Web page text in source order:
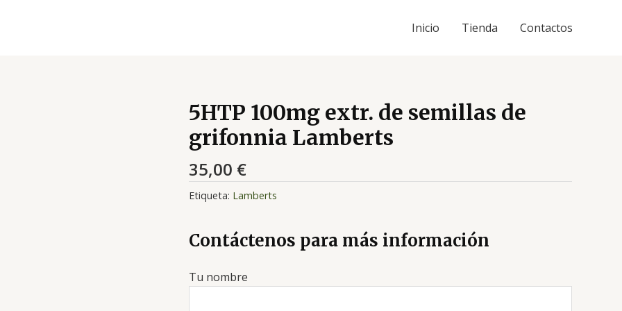
Inicio Tienda Contactos
5HTP 100mg extr. de semillas de
grifonnia Lamberts
35,00 €
Etiqueta: Lamberts
Contáctenos para más información
Tu nombre